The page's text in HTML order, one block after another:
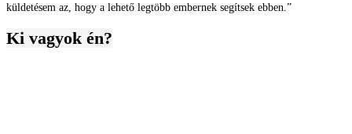
küldetésem az, hogy a lehető legtöbb embernek segítsek ebben.”
Ki vagyok én?